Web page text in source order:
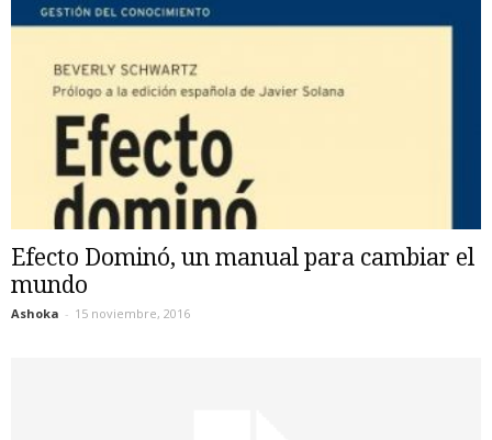
Efecto Dominó, un manual para cambiar el
mundo
Ashoka - 15 noviembre, 2016